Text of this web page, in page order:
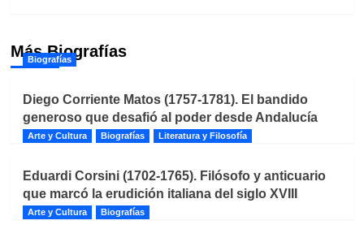
Más Biografías
Biografías
Diego Corriente Matos (1757-1781). El bandido
generoso que desafió al poder desde Andalucía
Arte y Cultura Biografías Literatura y Filosofía
Eduardi Corsini (1702-1765). Filósofo y anticuario
que marcó la erudición italiana del siglo XVIII
Arte y Cultura Biografías